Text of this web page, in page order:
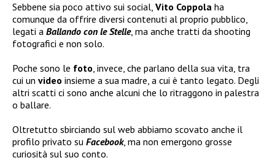
Sebbene sia poco attivo sui social, Vito Coppola ha
comunque da offrire diversi contenuti al proprio pubblico,
legati a Ballando con le Stelle, ma anche tratti da shooting
fotografici e non solo.
Poche sono le foto, invece, che parlano della sua vita, tra
cui un video insieme a sua madre, a cui è tanto legato. Degli
altri scatti ci sono anche alcuni che lo ritraggono in palestra
o ballare.
Oltretutto sbirciando sul web abbiamo scovato anche il
profilo privato su Facebook, ma non emergono grosse
curiosità sul suo conto.